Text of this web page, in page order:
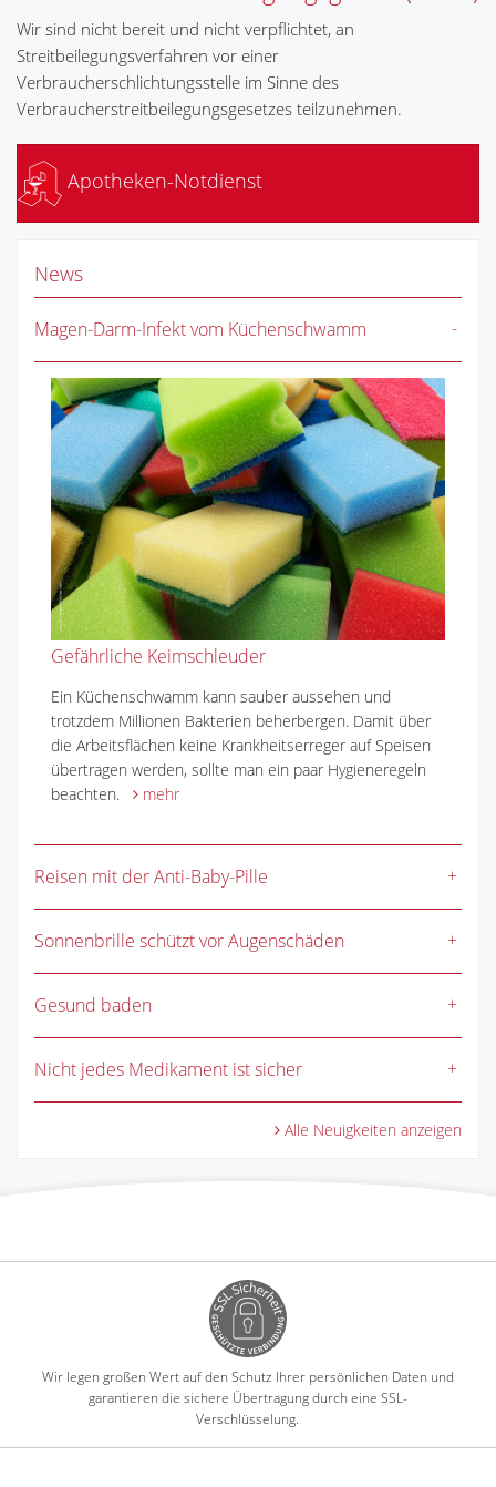
Wir sind nicht bereit und nicht verpflichtet, an
Streitbeilegungsverfahren vor einer
Verbraucherschlichtungsstelle im Sinne des
Verbraucherstreitbeilegungsgesetzes teilzunehmen.
Apotheken-Notdienst
News
Magen-Darm-Infekt vom Küchenschwamm
Gefährliche Keimschleuder
Ein Küchenschwamm kann sauber aussehen und
trotzdem Millionen Bakterien beherbergen. Damit über
die Arbeitsflächen keine Krankheitserreger auf Speisen
übertragen werden, sollte man ein paar Hygieneregeln
beachten.
mehr
Reisen mit der Anti-Baby-Pille
Sonnenbrille schützt vor Augenschäden
Gesund baden
Nicht jedes Medikament ist sicher
Alle Neuigkeiten anzeigen
Wir legen großen Wert auf den Schutz Ihrer persönlichen Daten und
garantieren die sichere Übertragung durch eine SSL-
Verschlüsselung.